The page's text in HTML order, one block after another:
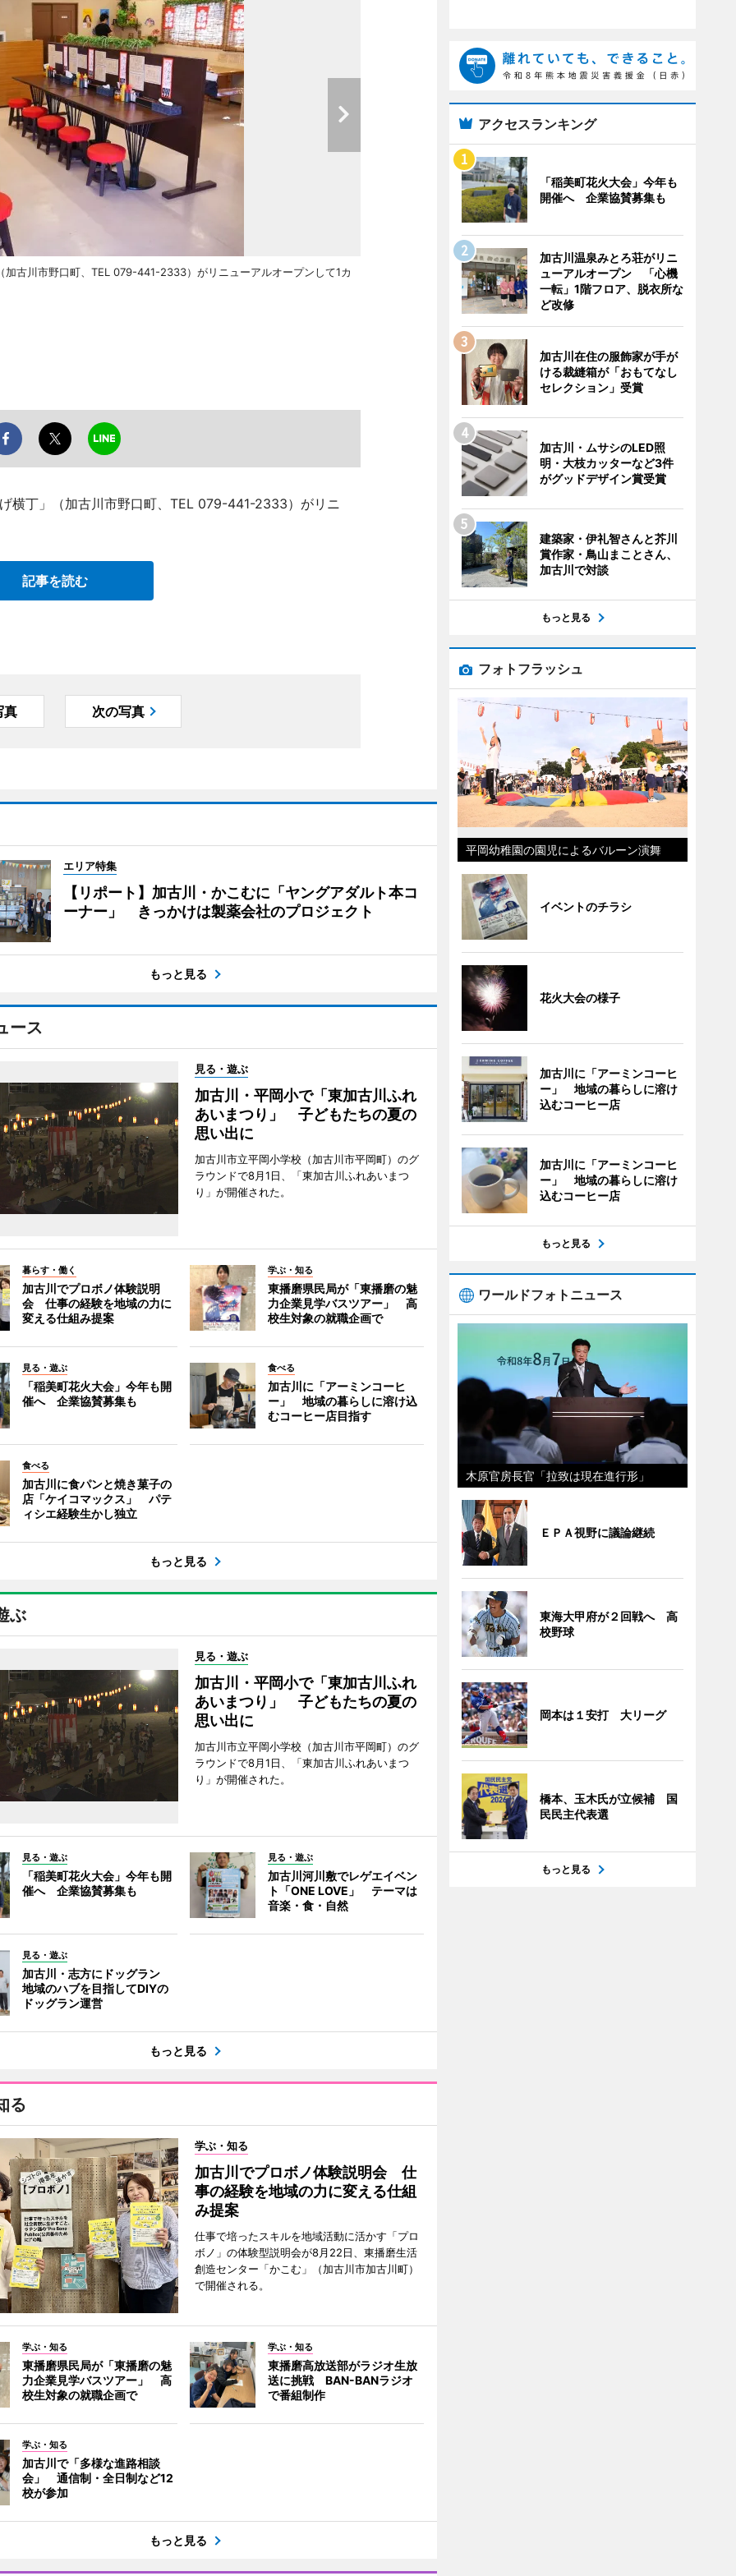
古川市野口町、TEL 079-441-2333）がリニューアルオープンして1カ
横丁」（加古川市野口町、TEL 079-441-2333）がリニ
記事を読む
真 次の写真
エリア特集
【リポート】加古川・かこむに「ヤングアダルト本コ
ーナー」 きっかけは製薬会社のプロジェクト
もっと見る
ース
見る・遊ぶ
加古川・平岡小で「東加古川ふれ
あいまつり」 子どもたちの夏の
思い出に
加古川市立平岡小学校（加古川市平岡町）のグ
ラウンドで8月1日、「東加古川ふれあいまつ
り」が開催された。
暮らす・働く
加古川でプロボノ体験説明
会 仕事の経験を地域の力に
変える仕組み提案
学ぶ・知る
東播磨県民局が「東播磨の魅
力企業見学バスツアー」 高
校生対象の就職企画で
見る・遊ぶ
「稲美町花火大会」今年も開
催へ 企業協賛募集も
食べる
加古川に「アーミンコーヒ
ー」 地域の暮らしに溶け込
むコーヒー店目指す
食べる
加古川に食パンと焼き菓子の
店「ケイコマックス」 パテ
ィシエ経験生かし独立
もっと見る
ぶ
見る・遊ぶ
加古川・平岡小で「東加古川ふれ
あいまつり」 子どもたちの夏の
思い出に
加古川市立平岡小学校（加古川市平岡町）のグ
ラウンドで8月1日、「東加古川ふれあいまつ
り」が開催された。
見る・遊ぶ
「稲美町花火大会」今年も開
催へ 企業協賛募集も
見る・遊ぶ
加古川河川敷でレゲエイベン
ト「ONE LOVE」 テーマは
音楽・食・自然
見る・遊ぶ
加古川・志方にドッグラン
地域のハブを目指してDIYの
ドッグラン運営
もっと見る
る
学ぶ・知る
加古川でプロボノ体験説明会 仕
事の経験を地域の力に変える仕組
み提案
仕事で培ったスキルを地域活動に活かす「プロ
ボノ」の体験型説明会が8月22日、東播磨生活
創造センター「かこむ」（加古川市加古川町）
で開催される。
学ぶ・知る
東播磨県民局が「東播磨の魅
力企業見学バスツアー」 高
校生対象の就職企画で
学ぶ・知る
東播磨高放送部がラジオ生放
送に挑戦 BAN-BANラジオ
で番組制作
学ぶ・知る
加古川で「多様な進路相談
会」 通信制・全日制など12
校が参加
もっと見る
アクセスランキング
「稲美町花火大会」今年も
開催へ 企業協賛募集も
加古川温泉みとろ荘がリニ
ューアルオープン 「心機
一転」1階フロア、脱衣所な
ど改修
加古川在住の服飾家が手が
ける裁縫箱が「おもてなし
セレクション」受賞
加古川・ムサシのLED照
明・大枝カッターなど3件
がグッドデザイン賞受賞
建築家・伊礼智さんと芥川
賞作家・鳥山まことさん、
加古川で対談
もっと見る
フォトフラッシュ
平岡幼稚園の園児によるバルーン演舞
イベントのチラシ
花火大会の様子
加古川に「アーミンコーヒ
ー」 地域の暮らしに溶け
込むコーヒー店
加古川に「アーミンコーヒ
ー」 地域の暮らしに溶け
込むコーヒー店
もっと見る
ワールドフォトニュース
木原官房長官「拉致は現在進行形」
ＥＰＡ視野に議論継続
東海大甲府が２回戦へ 高
校野球
岡本は１安打 大リーグ
橋本、玉木氏が立候補 国
民民主代表選
もっと見る